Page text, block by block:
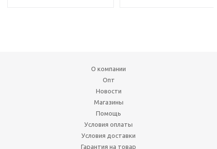
О компании
Опт
Новости
Магазины
Помощь
Условия оплаты
Условия доставки
Гарантия на товар